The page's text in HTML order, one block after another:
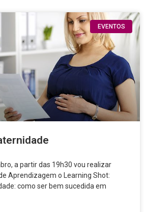
EVENTOS
a partir das 19h30 vou realizar
Aprendizagem o Learning Shot:
como ser bem sucedida em